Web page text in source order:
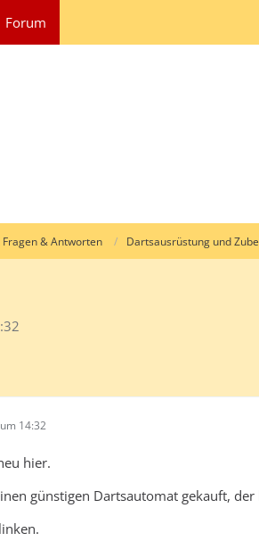
Forum
& Antworten Dartsausrüstung und
14:32
hier.
günstigen Dartsautomat gekauft,